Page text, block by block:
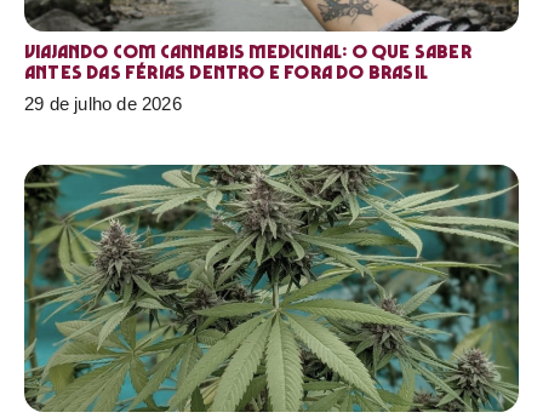
Viajando com cannabis medicinal: o que saber
antes das férias dentro e fora do Brasil
29 de julho de 2026